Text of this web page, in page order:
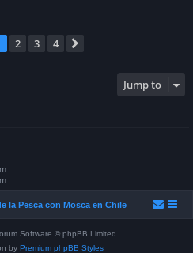
2 3 4
Jump to
la Pesca con Mosca en Chile
Software © phpBB Limited
by Premium phpBB Styles